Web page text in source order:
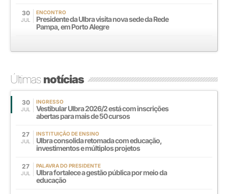
30
JUL
ENCONTRO
Presidente da Ulbra visita nova sede da Rede
Pampa, em Porto Alegre
Últimasnotícias
30
JUL
INGRESSO
Vestibular Ulbra 2026/2 está com inscrições
abertas para mais de 50 cursos
27
JUL
INSTITUIÇÃO DE ENSINO
Ulbra consolida retomada com educação,
investimentos e múltiplos projetos
27
JUL
PALAVRA DO PRESIDENTE
Ulbra fortalece a gestão pública por meio da
educação